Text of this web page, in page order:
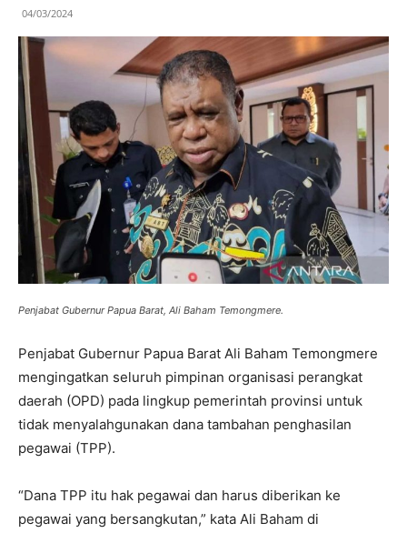
04/03/2024
Penjabat Gubernur Papua Barat, Ali Baham Temongmere.
Penjabat Gubernur Papua Barat Ali Baham Temongmere
mengingatkan seluruh pimpinan organisasi perangkat
daerah (OPD) pada lingkup pemerintah provinsi untuk
tidak menyalahgunakan dana tambahan penghasilan
pegawai (TPP).
“Dana TPP itu hak pegawai dan harus diberikan ke
pegawai yang bersangkutan,” kata Ali Baham di